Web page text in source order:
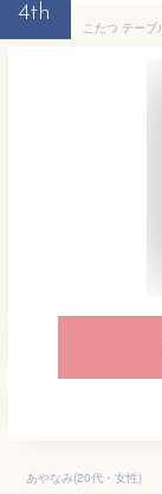
4th
あやなみ(20代・女性)